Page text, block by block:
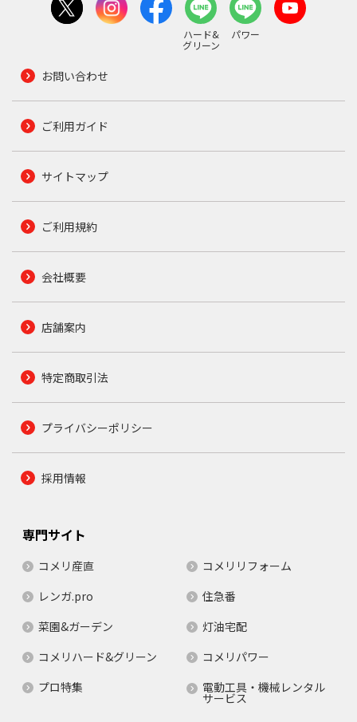
ハード&
グリーン
パワー
お問い合わせ
ご利用ガイド
サイトマップ
ご利用規約
会社概要
店舗案内
特定商取引法
プライバシーポリシー
採用情報
専門サイト
コメリ産直
コメリリフォーム
レンガ.pro
住急番
菜園&ガーデン
灯油宅配
コメリハード&グリーン
コメリパワー
プロ特集
電動工具・機械レンタル
サービス